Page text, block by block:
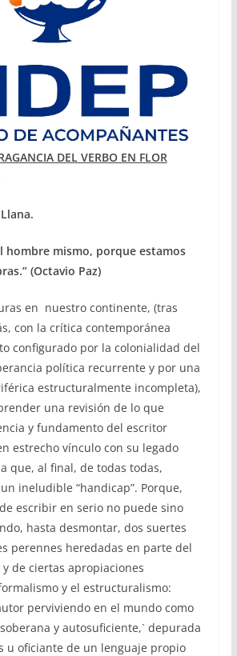
DEL VERBO EN FLOR
Llana.
hombre mismo, porque estamos
(Octavio Paz)
en nuestro continente, (tras
con la crítica contemporánea
configurado por la colonialidad del
política recurrente y por una
estructuralmente incompleta),
una revisión de lo que
y fundamento del escritor
estrecho vínculo con su legado
que, al final, de todas todas,
ineludible “handicap”. Porque,
escribir en serio no puede sino
hasta desmontar, dos suertes
perennes heredadas en parte del
de ciertas apropiaciones
y el estructuralismo:
perviviendo en el mundo como
y autosuficiente,` depurada
u oficiante de un lenguaje propio